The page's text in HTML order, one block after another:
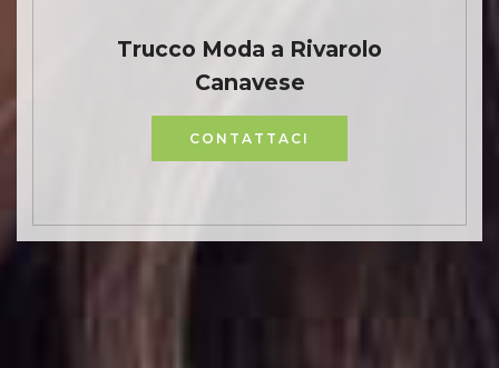
Trucco Moda a Rivarolo
Canavese
CONTATTACI